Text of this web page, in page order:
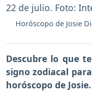
Horóscopo de Josie
Descubre lo que
signo zodiacal
horóscopo de Josie.